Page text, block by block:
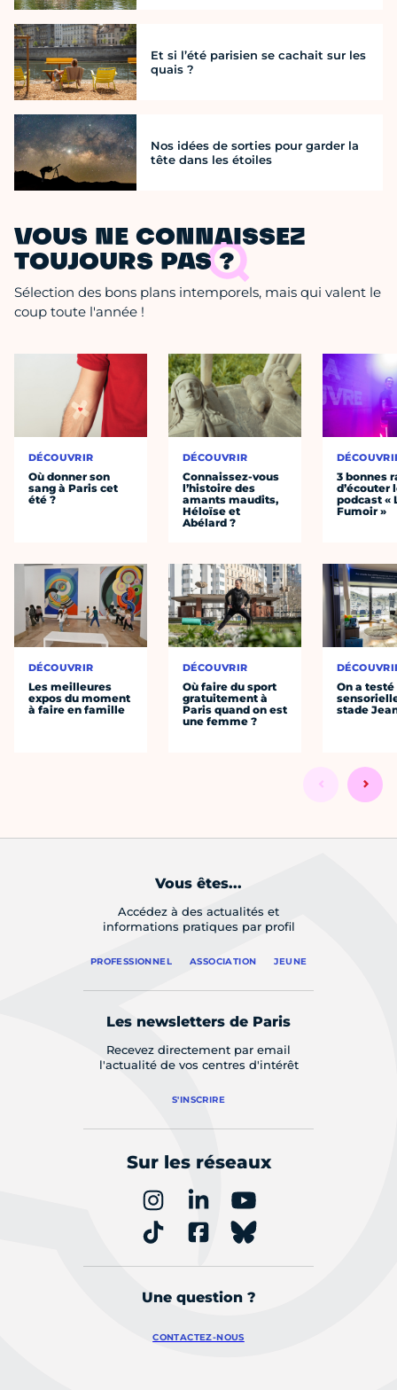
Et si l’été parisien se cachait sur les
quais ?
Nos idées de sorties pour garder la
tête dans les étoiles
VOUS NE CONNAISSEZ
TOUJOURS PAS ?
Sélection des bons plans intemporels, mais qui valent le
coup toute l'année !
DÉCOUVRIR
Où donner son
sang à Paris cet
été ?
DÉCOUVRIR
Les meilleures
expos du moment
à faire en famille
DÉCOUVRIR
Connaissez-vous
l’histoire des
amants maudits,
Héloïse et
Abélard ?
DÉCOUVRIR
Où faire du sport
gratuitement à
Paris quand on est
une femme ?
3 bonnes
d’écouter
podcast «
Fumoir »
On a
stade
Vous êtes...
Accédez à des actualités et
informations pratiques par profil
PROFESSIONNEL ASSOCIATION JEUNE
Les newsletters de Paris
Recevez directement par email
l'actualité de vos centres d'intérêt
S'INSCRIRE
Sur les réseaux
Une question ?
CONTACTEZ-NOUS